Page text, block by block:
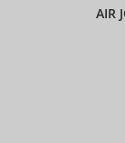
AIR